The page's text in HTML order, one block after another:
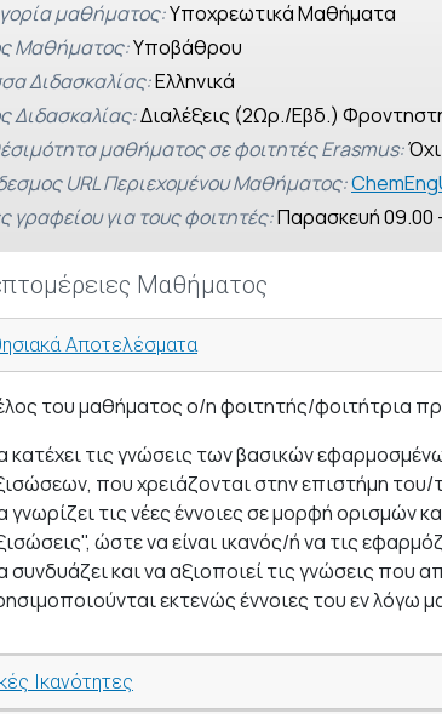
μαθήματος:Υποχρεωτικά Μαθήματα
Μαθήματος:Υποβάθρου
Διδασκαλίας:Ελληνικά
Διδασκαλίας:Διαλέξεις (2Ωρ./Εβδ.)
μαθήματος σε φοιτητές Erasmus:Όχι
URL Περιεχομένου Μαθήματος:
γραφείου για τους φοιτητές:Παρασκευή 09.00
Μαθήματος
Αποτελέσματα
του μαθήματος ο/η φοιτητής/φοιτήτρια
κατέχει τις γνώσεις των βασικών
που χρειάζονται στην επιστήμη του/
γνωρίζει τις νέες έννοιες σε μορφή
ώστε να είναι ικανός/ή να τις
συνδυάζει και να αξιοποιεί τις γνώσεις
εκτενώς έννοιες του εν λόγω
Ικανότητες